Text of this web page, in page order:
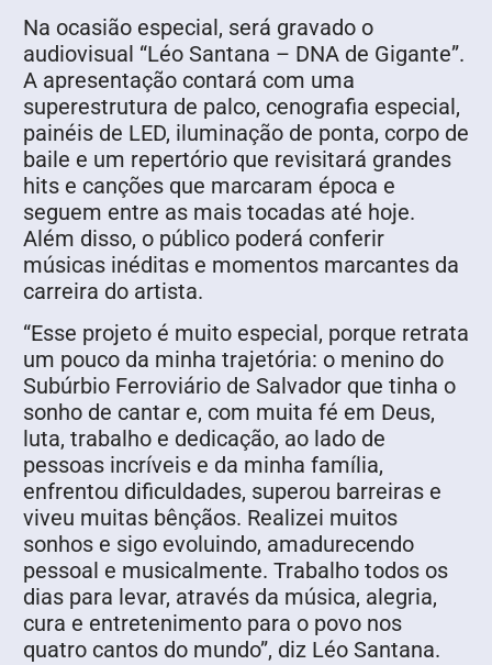
Na ocasião especial, será gravado o
audiovisual “Léo Santana – DNA de Gigante”.
A apresentação contará com uma
superestrutura de palco, cenografia especial,
painéis de LED, iluminação de ponta, corpo de
baile e um repertório que revisitará grandes
hits e canções que marcaram época e
seguem entre as mais tocadas até hoje.
Além disso, o público poderá conferir
músicas inéditas e momentos marcantes da
carreira do artista.
“Esse projeto é muito especial, porque retrata
um pouco da minha trajetória: o menino do
Subúrbio Ferroviário de Salvador que tinha o
sonho de cantar e, com muita fé em Deus,
luta, trabalho e dedicação, ao lado de
pessoas incríveis e da minha família,
enfrentou dificuldades, superou barreiras e
viveu muitas bênçãos. Realizei muitos
sonhos e sigo evoluindo, amadurecendo
pessoal e musicalmente. Trabalho todos os
dias para levar, através da música, alegria,
cura e entretenimento para o povo nos
quatro cantos do mundo”, diz Léo Santana.